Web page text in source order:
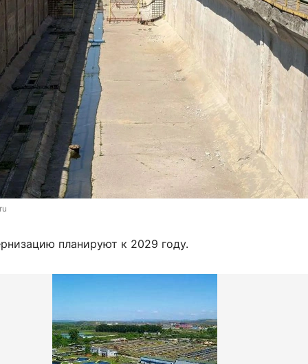
планируют к 2029 году.